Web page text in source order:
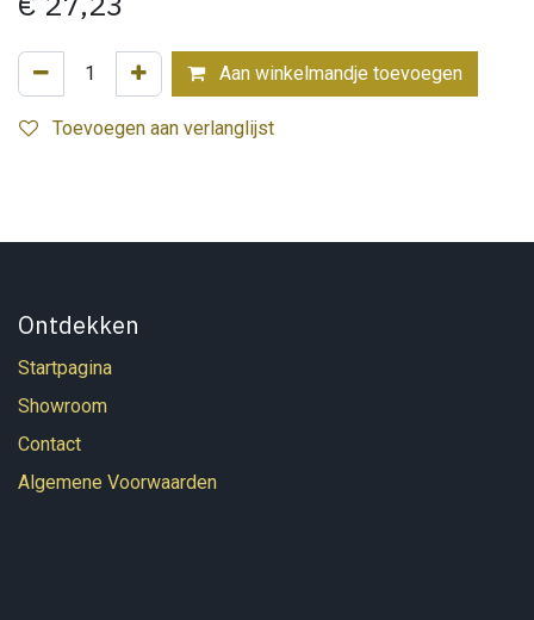
Aan winkelmandje toevoegen
Toevoegen aan verlanglijst
Ontdekken
Startpagina
Showroom
Contact
Algemene Voorwaarden